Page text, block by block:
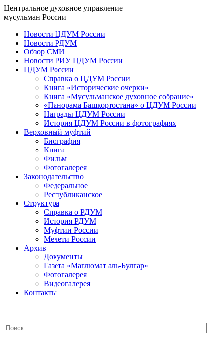
Центральное духовное управление
мусульман России
Новости ЦДУМ России
Новости РДУМ
Обзор СМИ
Новости РИУ ЦДУМ России
ЦДУМ России
Справка о ЦДУМ России
Книга «Исторические очерки»
Книга «Мусульманское духовное собрание»
«Панорама Башкортостана» о ЦДУМ России
Награды ЦДУМ России
История ЦДУМ России в фотографиях
Верховный муфтий
Биография
Книга
Фильм
Фотогалерея
Законодательство
Федеральное
Республиканское
Структура
Справка о РДУМ
История РДУМ
Муфтии России
Мечети России
Архив
Документы
Газета «Маглюмат аль-Булгар»
Фотогалерея
Видеогалерея
Контакты